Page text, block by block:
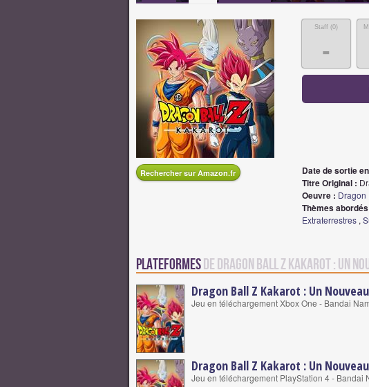
Staff (0)
-
Rechercher sur Amazon.fr Date de sortie
Titre Original :
Oeuvre : Dragon
Thèmes
Extraterrestres ,
Plateformesde Dragon Ball Z Kakarot : Un
Dragon Ball Z Kakarot : Un
Jeu en téléchargement Xbox One - Bandai
Dragon Ball Z Kakarot : Un
Jeu en téléchargement PlayStation 4 - Bandai